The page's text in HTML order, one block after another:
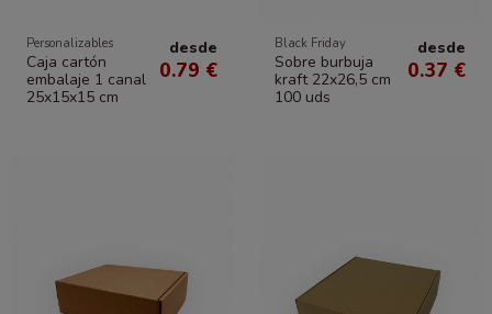
Personalizables
Caja cartón
embalaje 1 canal
25x15x15 cm
desde
0.79 €
Black Friday
Sobre burbuja
kraft 22x26,5 cm
100 uds
desde
0.37 €